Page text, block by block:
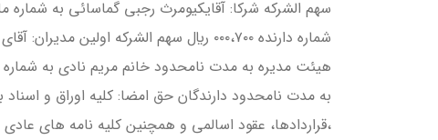
شماره دارنده ۰۰۰،۷۰۰ ريال سهم الشركه
هيئت مديره به مدت نامحدود خانم مريم نادي به
به مدت نامحدود دارندگان حق امضا: كليه اوراق و
،قراردادها، عقود اسالمي و همچنين كليه نامه هاي